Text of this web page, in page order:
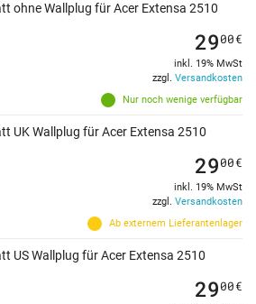
ohne Wallplug für Acer Extensa 2510
Nur noch wenige verfügbar
2900€
inkl. 19% MwSt
zzgl. Versandkosten
UK Wallplug für Acer Extensa 2510
Ab externem Lieferantenlager
2900€
inkl. 19% MwSt
zzgl. Versandkosten
US Wallplug für Acer Extensa 2510
2900€